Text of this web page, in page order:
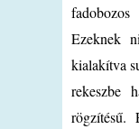
Ezeknek
kialakítva
rekeszbe
rögzítésű.